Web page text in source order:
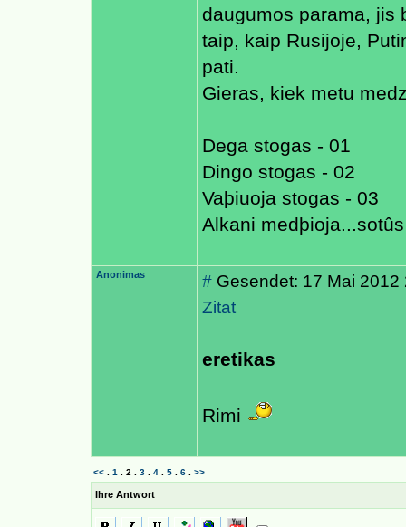
daugumos parama, jis
taip, kaip Rusijoje,
pati.
Gieras, kiek metu
Dega stogas - 01
Dingo stogas - 02
Vaþiuoja stogas - 03
Alkani
Anonimas # Gesendet: 17 Mai 2012
Zitat
eretikas
Rimi
<< 1 2 3 4 5 6 >>
Ihre Antwort